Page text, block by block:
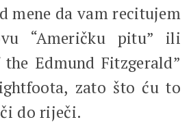
mene da vam recitujem
“Američku pitu” ili
the Edmund Fitzgerald”
zato što ću to
do riječi.